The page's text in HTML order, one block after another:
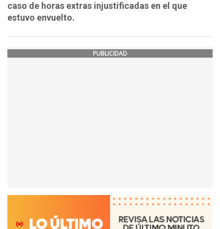
caso de horas extras injustificadas en el que
estuvo envuelto.
PUBLICIDAD